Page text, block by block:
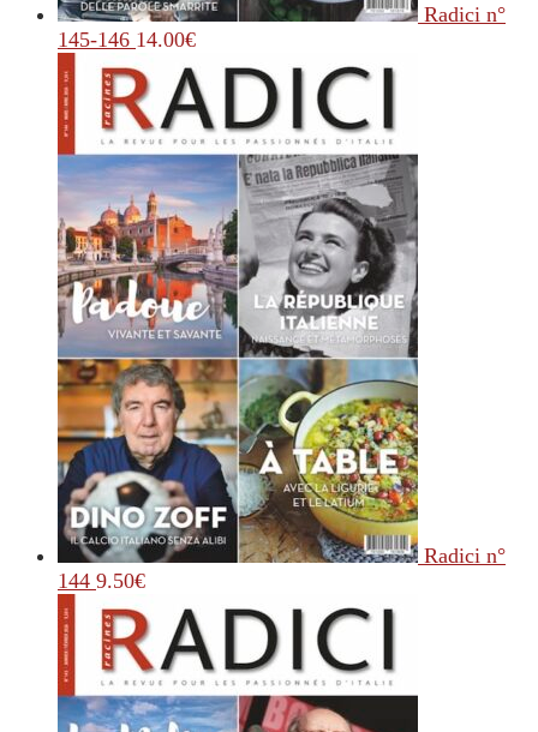
Radici n°
145-146 14.00€
Radici n°
144 9.50€